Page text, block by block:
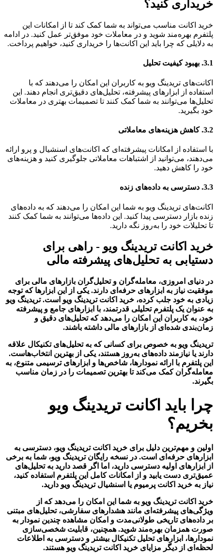
خریداری کنید؟
خرید اکانت مناسب می‌تواند به شما کمک کند تا از امکانات این
پلتفرم بهره‌مند شوید و در معاملات خود موفق‌تر عمل کنید. در ادامه
به دلایلی که چرا باید این اکانت‌ها را خریداری کنید، خواهیم پرداخت.
3.1. بهبود کیفیت تحلیل
اکانت‌های تریدینگ ویو به کاربران این امکان را می‌دهند که با
استفاده از ابزارهای پیشرفته، تحلیل‌های دقیق‌تری انجام دهند. این
تحلیل‌ها می‌توانند به شما کمک کنند تا تصمیمات بهتری در معاملات
خود بگیرید.
3.2. کاهش هزینه‌های معاملاتی
با استفاده از امکانات پیشرفته‌ای که اکانت‌های اسنشیال و پرو ارائه
می‌دهند، می‌توانید از اشتباهات معاملاتی جلوگیری کنید و هزینه‌های
خود را کاهش دهید.
3.3. دسترسی به داده‌های زنده
اکانت‌های تریدینگ ویو به شما این امکان را می‌دهند که به داده‌های
زنده بازار دسترسی پیدا کنید. این داده‌ها می‌توانند به شما کمک کنند
تا تحلیلات خود را به‌روز نگه دارید.
خرید اکانت تریدینگ ویو - راهی برای
دستیابی به تحلیل‌های پیشرفته مالی
در دنیای امروزی، معامله‌گران و تحلیل‌گران بازارهای مالی برای
موفقیت نیاز به ابزارهای حرفه‌ای دارند. یکی از این ابزارها که توجه
زیادی به خود جلب کرده، خرید اکانت تریدینگ ویو است. تریدینگ ویو
به عنوان یک پلتفرم تحلیلی قدرتمند، با ابزارهای جامع و پیشرفته
خود، به کاربران این امکان را می‌دهد که تحلیل‌های دقیق و
زمان‌بندی شده‌ای از بازارهای مالی داشته باشند.
تریدینگ ویو به خصوص برای کسانی که به تحلیل‌های تکنیکال علاقه
دارند یا نیازمند داده‌های به‌روز هستند، یکی از بهترین انتخاب‌هاست.
این پلتفرم با ارائه نمودارها، شاخص‌ها و ابزارهای ترسیمی متنوع، به
معامله‌گران کمک می‌کند تا بهترین تصمیمات را در زمان مناسب
بگیرند.
چرا باید اکانت تریدینگ ویو
بخریم؟
اولین و مهم‌ترین دلیل برای خرید اکانت تریدینگ ویو، دسترسی به
ابزارهای حرفه‌ای است. در نسخه رایگان تریدینگ ویو، شما به برخی
از ابزارهای اولیه دسترسی دارید، اما اگر قصد دارید به تحلیل‌های
عمیق‌تری دست یابید و از امکانات کامل این پلتفرم استفاده کنید،
نیاز به خرید اکانت پرمیوم یا اسنشیال تریدینگ ویو دارید.
خرید اکانت تریدینگ ویو به شما این امکان را می‌دهد که از
ویژگی‌های پیشرفته‌ای مانند هشدارهای سفارشی، تحلیل‌های مبتنی
بر داده‌های تاریخی طولانی‌مدت و امکان مشاهده چندین نمودار به
صورت همزمان بهره‌مند شوید. همچنین، قابلیت شخصی‌سازی
نمودارها، ابزارهای تحلیل تکنیکال بیشتر و دسترسی به اطلاعات
لحظه‌ای از دیگر مزایای خرید اکانت تریدینگ ویو هستند.